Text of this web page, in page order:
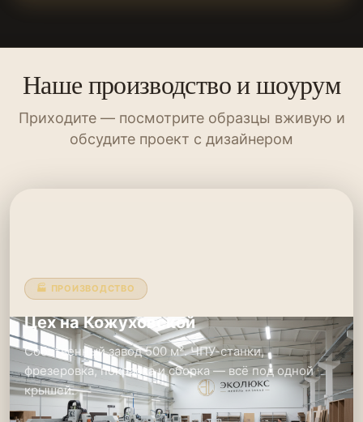
Наше производство и шоурум
Приходите — посмотрите образцы вживую и
обсудите проект с дизайнером
🏭 ПРОИЗВОДСТВО
Цех на Кожуховской
Собственный завод 500 м². ЧПУ-станки,
фрезеровка, покраска и сборка — всё под одной
крышей.